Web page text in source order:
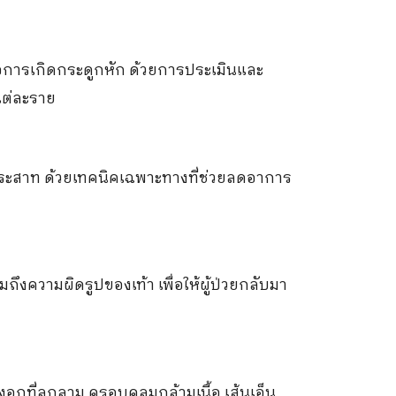
ารเกิดกระดูกหัก ด้วยการประเมินและ
ละราย
าท ด้วยเทคนิคเฉพาะทางที่ช่วยลดอาการ
ถึงความผิดรูปของเท้า เพื่อให้ผู้ป่วยกลับมา